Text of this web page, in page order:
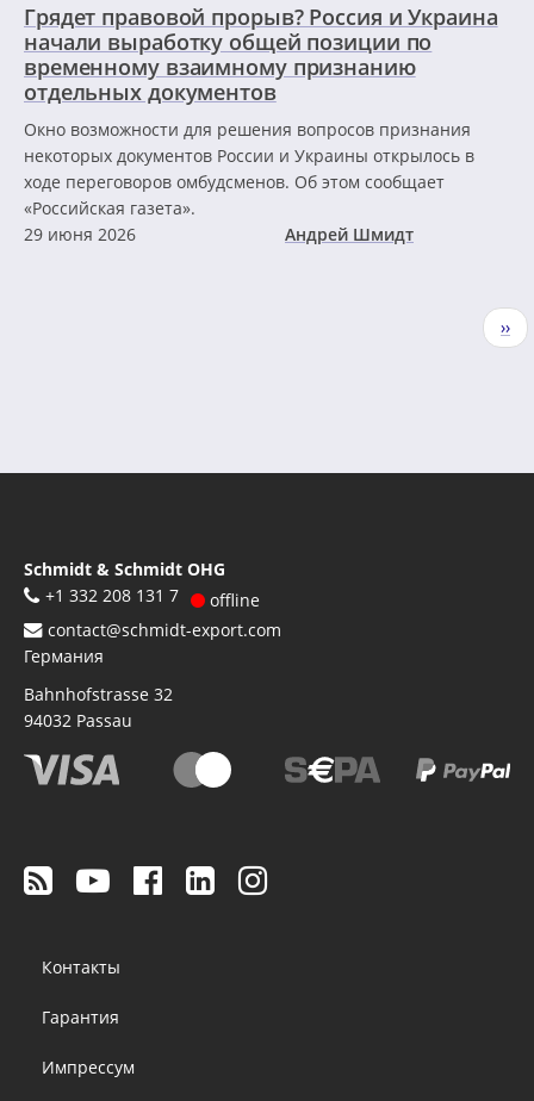
Грядет правовой прорыв? Россия и Украина
начали выработку общей позиции по
временному взаимному признанию
отдельных документов
Окно возможности для решения вопросов признания
некоторых документов России и Украины открылось в
ходе переговоров омбудсменов. Об этом сообщает
«Российская газета».
29 июня 2026
Андрей Шмидт
››
Schmidt & Schmidt OHG
+1 332 208 131 7
offline
contact@schmidt-export.com
Германия
Bahnhofstrasse 32
94032 Passau
menu
Контакты
Гарантия
Импрессум